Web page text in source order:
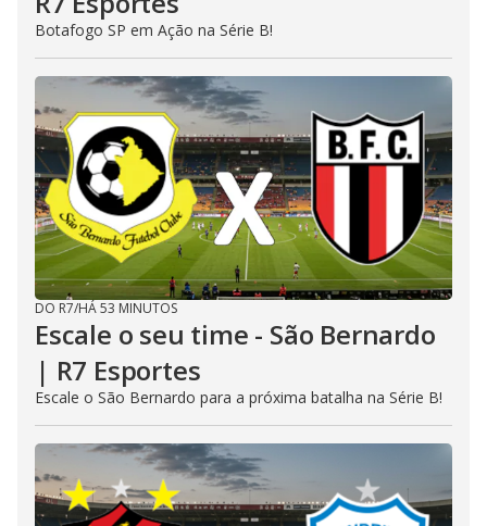
Botafogo SP em Ação na Série B!
DO R7/HÁ 53 MINUTOS
Escale o seu time - São Bernardo
| R7 Esportes
Escale o São Bernardo para a próxima batalha na Série B!